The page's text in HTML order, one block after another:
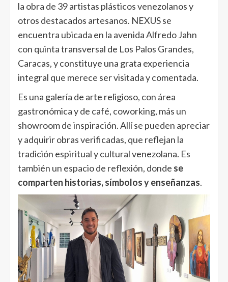
la obra de 39 artistas plásticos venezolanos y
otros destacados artesanos. NEXUS se
encuentra ubicada en la avenida Alfredo Jahn
con quinta transversal de Los Palos Grandes,
Caracas, y constituye una grata experiencia
integral que merece ser visitada y comentada.
Es una galería de arte religioso, con área
gastronómica y de café, coworking, más un
showroom de inspiración. Allí se pueden apreciar
y adquirir obras verificadas, que reflejan la
tradición espiritual y cultural venezolana. Es
también un espacio de reflexión, donde se
comparten historias, símbolos y enseñanzas.